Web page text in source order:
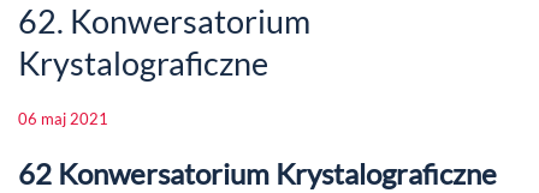
62. Konwersatorium
Krystalograficzne
06 maj 2021
62 Konwersatorium Krystalograficzne